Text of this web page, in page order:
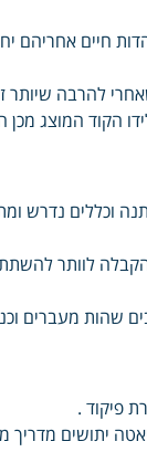
חיים אחריהם
הקוד המוצג
וכללים נדרש
לוותר
שהות מעברים
פיקוד .
יתושים